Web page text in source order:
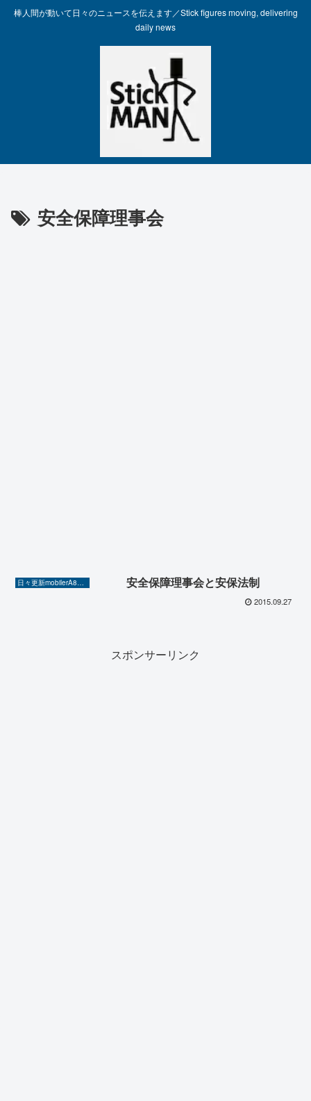
棒人間が動いて日々のニュースを伝えます／Stick figures moving, delivering
daily news
安全保障理事会
日々更新mobilerA8（Yahoo!ニュースを毎日ウォッチ） 安全保障理事会と安保法制
2015.09.27
スポンサーリンク